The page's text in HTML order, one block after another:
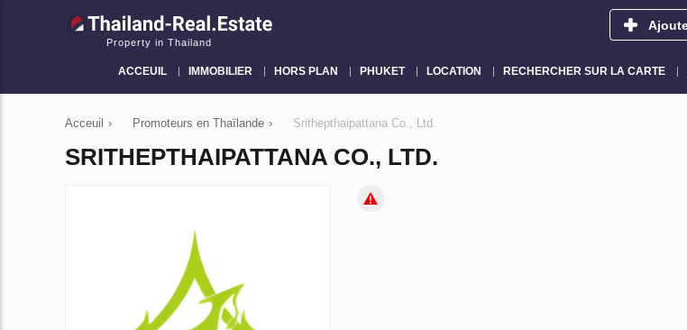
Property in Thailand
ACCEUIL IMMOBILIER HORS PLAN PHUKET LOCATION RECHERCHER SUR LA CARTE
Acceuil › Promoteurs en Thaïlande › Srithepthaipattana Co., Ltd.
SRITHEPTHAIPATTANA CO., LTD.